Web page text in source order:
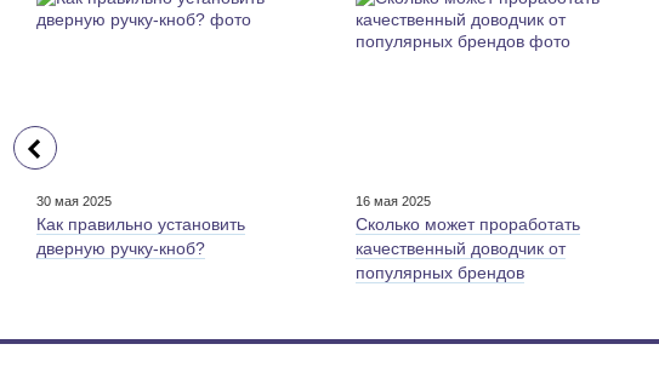
30 мая 2025
Как правильно установить
дверную ручку-кноб?
16 мая 2025
Сколько может проработать
качественный доводчик от
популярных брендов